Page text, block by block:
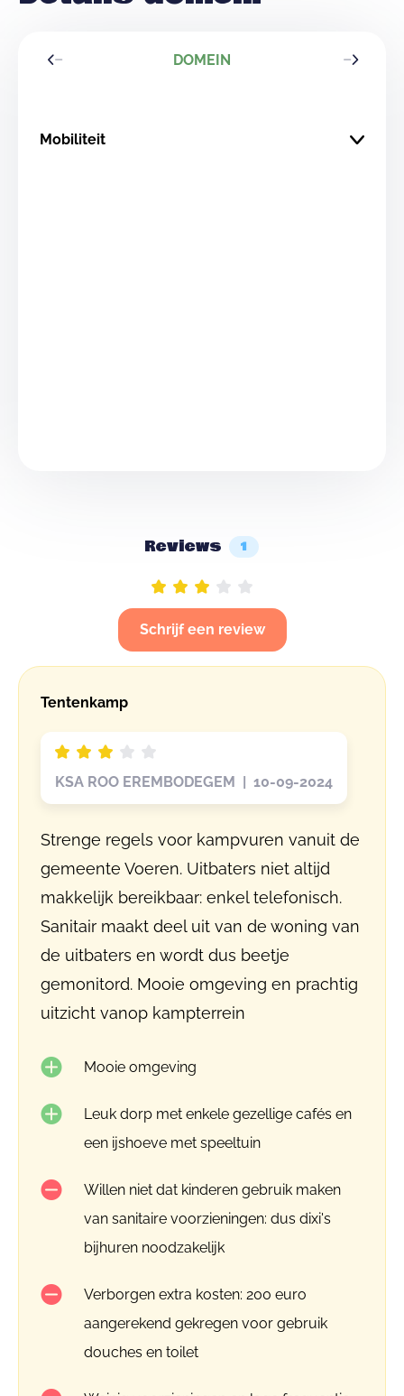
DOMEIN
Mobiliteit
Reviews 1
Schrijf een review
Tentenkamp
KSA ROO EREMBODEGEM | 10-09-2024
Strenge regels voor kampvuren vanuit de
gemeente Voeren. Uitbaters niet altijd
makkelijk bereikbaar: enkel telefonisch.
Sanitair maakt deel uit van de woning van
de uitbaters en wordt dus beetje
gemonitord. Mooie omgeving en prachtig
uitzicht vanop kampterrein
Mooie omgeving
Leuk dorp met enkele gezellige cafés en
een ijshoeve met speeltuin
Willen niet dat kinderen gebruik maken
van sanitaire voorzieningen: dus dixi's
bijhuren noodzakelijk
Verborgen extra kosten: 200 euro
aangerekend gekregen voor gebruik
douches en toilet